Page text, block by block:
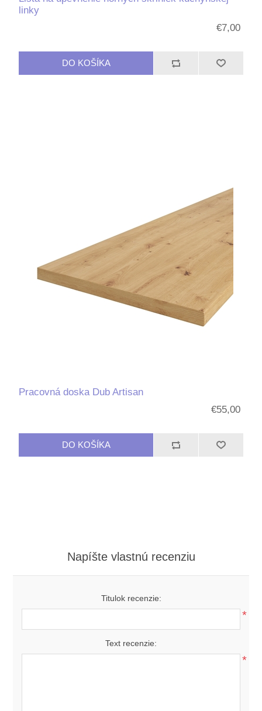
linky
€7,00
Pracovná doska Dub Artisan
€55,00
Napíšte vlastnú recenziu
Titulok recenzie:
*
Text recenzie:
*